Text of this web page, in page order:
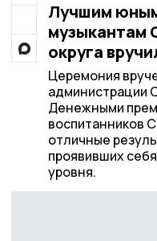
Лучшим
музыкантам
округа
Церемония
администрации
Денежными
воспитанников
отличные
проявивших
уровня.